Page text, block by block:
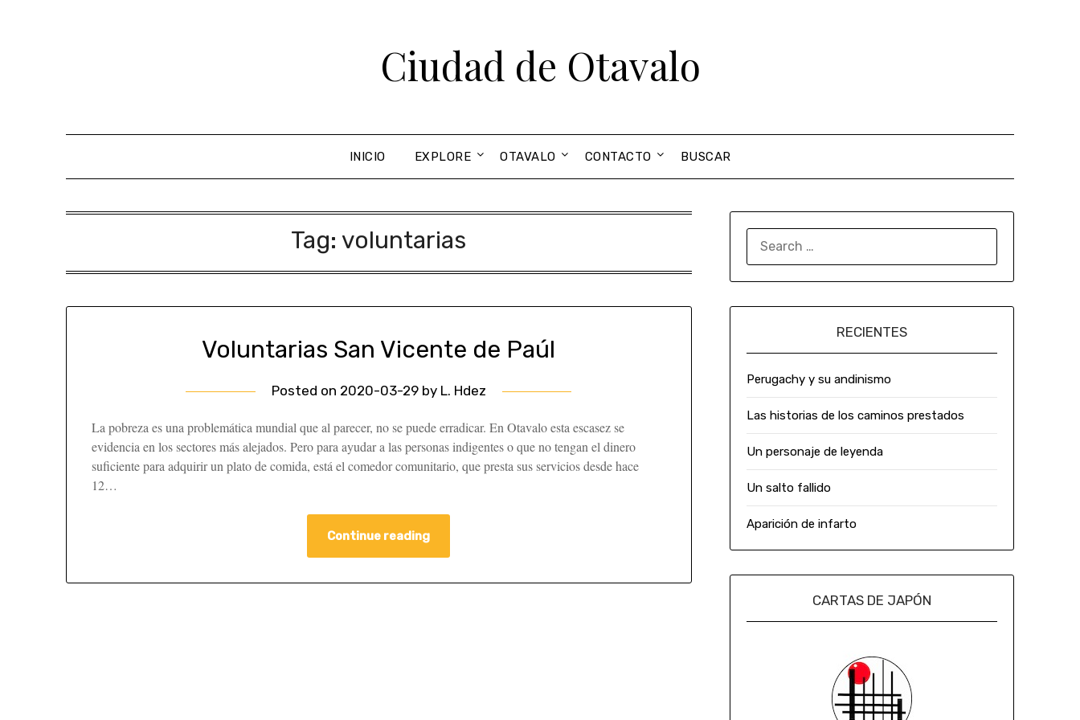
Ciudad de Otavalo
INICIO EXPLORE OTAVALO CONTACTO BUSCAR
Tag: voluntarias
Voluntarias San Vicente de Paúl
Posted on 2020-03-29by L. Hdez
La pobreza es una problemática mundial que al parecer, no se puede erradicar. En Otavalo esta escasez se
evidencia en los sectores más alejados. Pero para ayudar a las personas indigentes o que no tengan el dinero
suficiente para adquirir un plato de comida, está el comedor comunitario, que presta sus servicios desde hace
12…
Continue reading
RECIENTES
Perugachy y su andinismo
Las historias de los caminos prestados
Un personaje de leyenda
Un salto fallido
Aparición de infarto
CARTAS DE JAPÓN